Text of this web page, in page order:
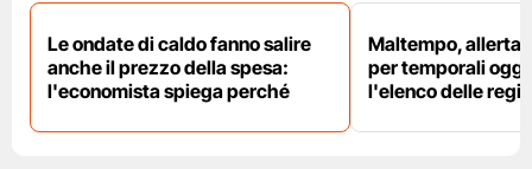
Le ondate di caldo fanno salire
anche il prezzo della spesa:
l'economista spiega perché
Maltempo, allerta
per temporali oggi
l'elenco delle